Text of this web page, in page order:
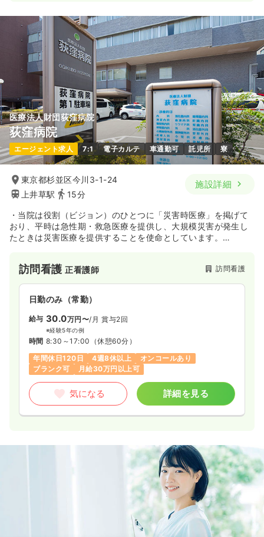
医療法人財団荻窪病院
荻窪病院
エージェント求人 7:1 電子カルテ 車通勤可 託児所 寮
東京都杉並区今川3-1-24
上井草駅
15分
施設詳細
・当院は役割（ビジョン）のひとつに「災害時医療」を掲げて
おり、平時は急性期・救急医療を提供し、大規模災害が発生し
たときは災害医療を提供することを使命としています。
訪問看護正看護師 訪問看護
日勤のみ（常勤）
給与 30.0万円〜/月 賞与2回
※経験5年の例
時間 8:30～17:00 （休憩60分）
年間休日120日
4週8休以上
オンコールあり
ブランク可
月給30万円以上可
気になる 詳細を見る